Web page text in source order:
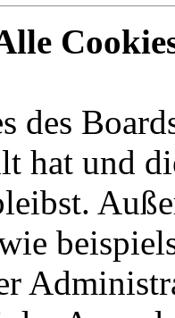
des
hat und